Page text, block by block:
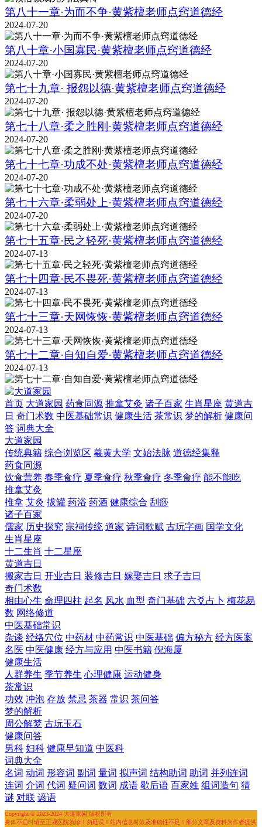
第八十一章·为而不争·黄紫檀老师点窍道德经
2024-07-20
第八十章·小国寡民·黄紫檀老师点窍道德经
2024-07-20
第七十九章· 报怨以德·黄紫檀老师点窍道德经
2024-07-20
第七十八章·柔之胜刚·黄紫檀老师点窍道德经
2024-07-20
第七十七章·功成不处·黄紫檀老师点窍道德经
2024-07-20
第七十六章·柔弱处上·黄紫檀老师点窍道德经
2024-07-20
第七十五章·民之轻死·黄紫檀老师点窍道德经
2024-07-13
第七十四章·民不畏死·黄紫檀老师点窍道德经
2024-07-13
第七十三章·天网恢恢·黄紫檀老师点窍道德经
2024-07-13
第七十二章·自知自爱·黄紫檀老师点窍道德经
2024-07-13
首页 大道家园 药食同源 推拿艾灸 诸子百家 生肖星座 黄道吉
日 奇门术数 中医基础常识 健康生活 茶常识 梦的解析 健康问
答 词典大全
大道家园
传统典籍 综合浏览区 羲黄大学 文始法脉 道德经集释
药食同源
饮食营养 春季食疗 夏季食疗 秋季食疗 冬季食疗 能不能吃
推拿艾灸
推拿 艾灸 拔罐 药浴 药酒 健康综合 刮痧
诸子百家
儒家 历史探究 宗祠传统 道家 诗词歌赋 古玩字画 国学文化
生肖星座
十二生肖 十二星座
黄道吉日
搬家吉日 开业吉日 装修吉日 嫁娶吉日 求子吉日
奇门术数
相由心生 命理四柱 起名 风水 血型 奇门基础 六爻占卜 梅花易
数 网络修道
中医基础常识
杂谈 经络穴位 中药材 中药常识 中医基础 偏方秘方 经方医案
名医 中医健康 经方与应用 中医书籍 倪海厦
健康生活
人群养生 季节养生 心理健康 运动健身
茶常识
功效 冲泡 存放 禁忌 茶器 常识 茶问答
梦的解析
周公解梦 古玩玉石
健康问答
男科 妇科 健康早知道 中医科
词典大全
名词 动词 形容词 副词 量词 拟声词 结构助词 助词 并列连词
连词 介词 代词 疑问词 数词 成语 歇后语 百家姓 组词造句 猜
谜 对联 谚语
Copyright © 2023-2024 大道家园 版权所有
身体不适时请至正规医院就诊！勿延误！站内信息时效及准确性不足！部分文章及资料为作者提供